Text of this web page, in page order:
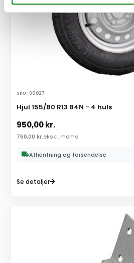
SKU: 80027
Hjul 155/80 R13 84N - 4 huls
950,00kr.
760,00 kr.ekskl. moms
Afhentning og forsendelse
Se detaljer